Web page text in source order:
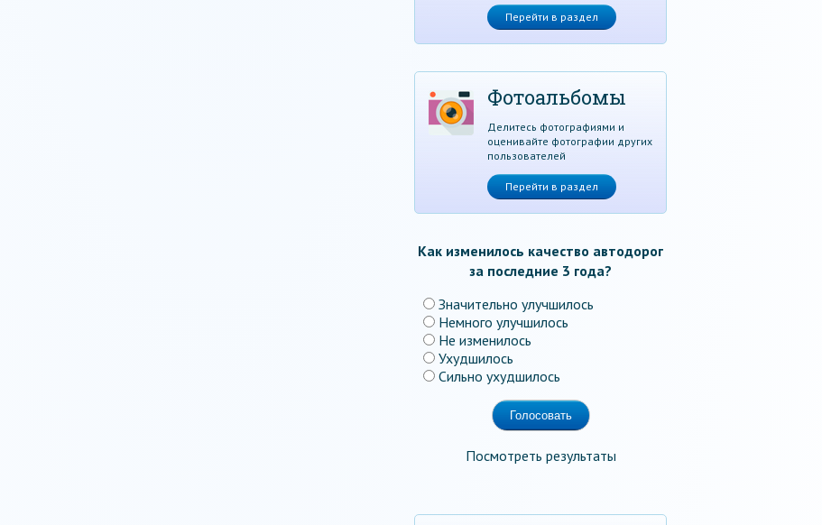
Перейти в раздел
Фотоальбомы
Делитесь фотографиями и
оценивайте фотографии других
пользователей
Перейти в раздел
Как изменилось качество автодорог
за последние 3 года?
Значительно улучшилось
Немного улучшилось
Не изменилось
Ухудшилось
Сильно ухудшилось
Посмотреть результаты